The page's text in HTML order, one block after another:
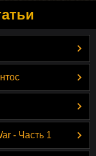
- Часть 1